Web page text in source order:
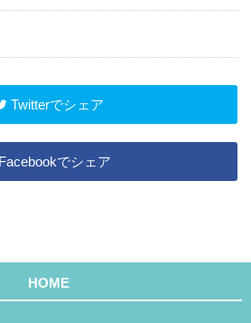
Twitterでシェア
Facebookでシェア
HOME